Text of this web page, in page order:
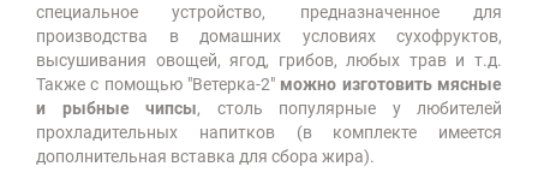
специальное устройство, предназначенное для
производства в домашних условиях сухофруктов,
высушивания овощей, ягод, грибов, любых трав и т.д.
Также с помощью "Ветерка-2" можно изготовить мясные
и рыбные чипсы, столь популярные у любителей
прохладительных напитков (в комплекте имеется
дополнительная вставка для сбора жира).